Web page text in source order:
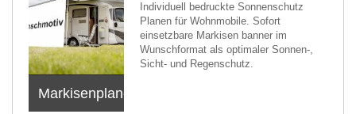
Markisenplanen
Individuell bedruckte Sonnenschutz
Planen für Wohnmobile. Sofort
einsetzbare Markisen banner im
Wunschformat als optimaler Sonnen-,
Sicht- und Regenschutz.